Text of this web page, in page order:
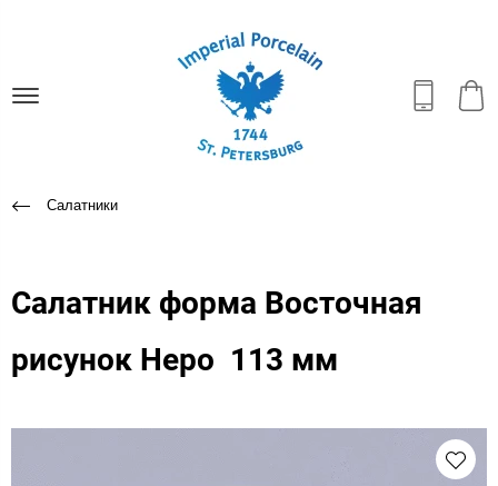
Салатники
Салатник форма Восточная
рисунок Неро 113 мм